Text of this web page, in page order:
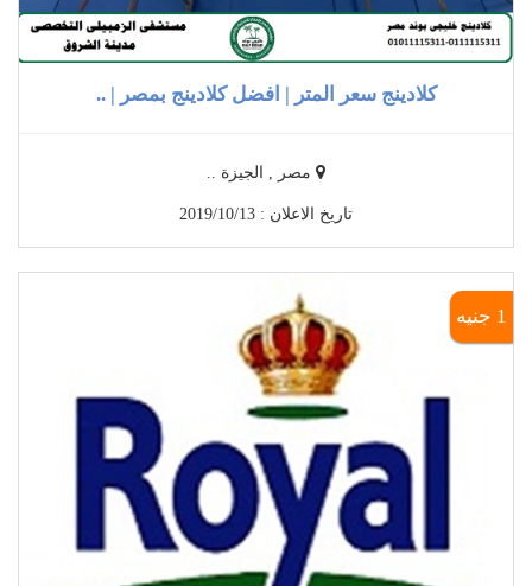
كلادينج سعر المتر | افضل كلادينج بمصر | ..
مصر , الجيزة ..
تاريخ الاعلان : 2019/10/13
1 جنيه